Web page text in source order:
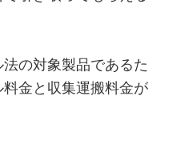
の対象製品であるた
金と収集運搬料金が